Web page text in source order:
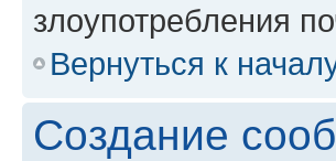
злоупотребления
Вернуться к
Создание